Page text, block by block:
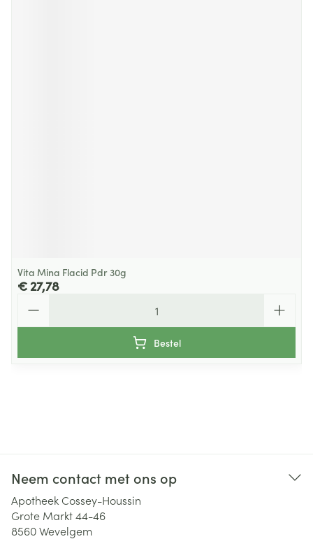
Vita Mina Flacid Pdr 30g
€ 27,78
Bestel
Neem contact met ons op
Apotheek Cossey-Houssin
Grote Markt 44-46
8560Wevelgem